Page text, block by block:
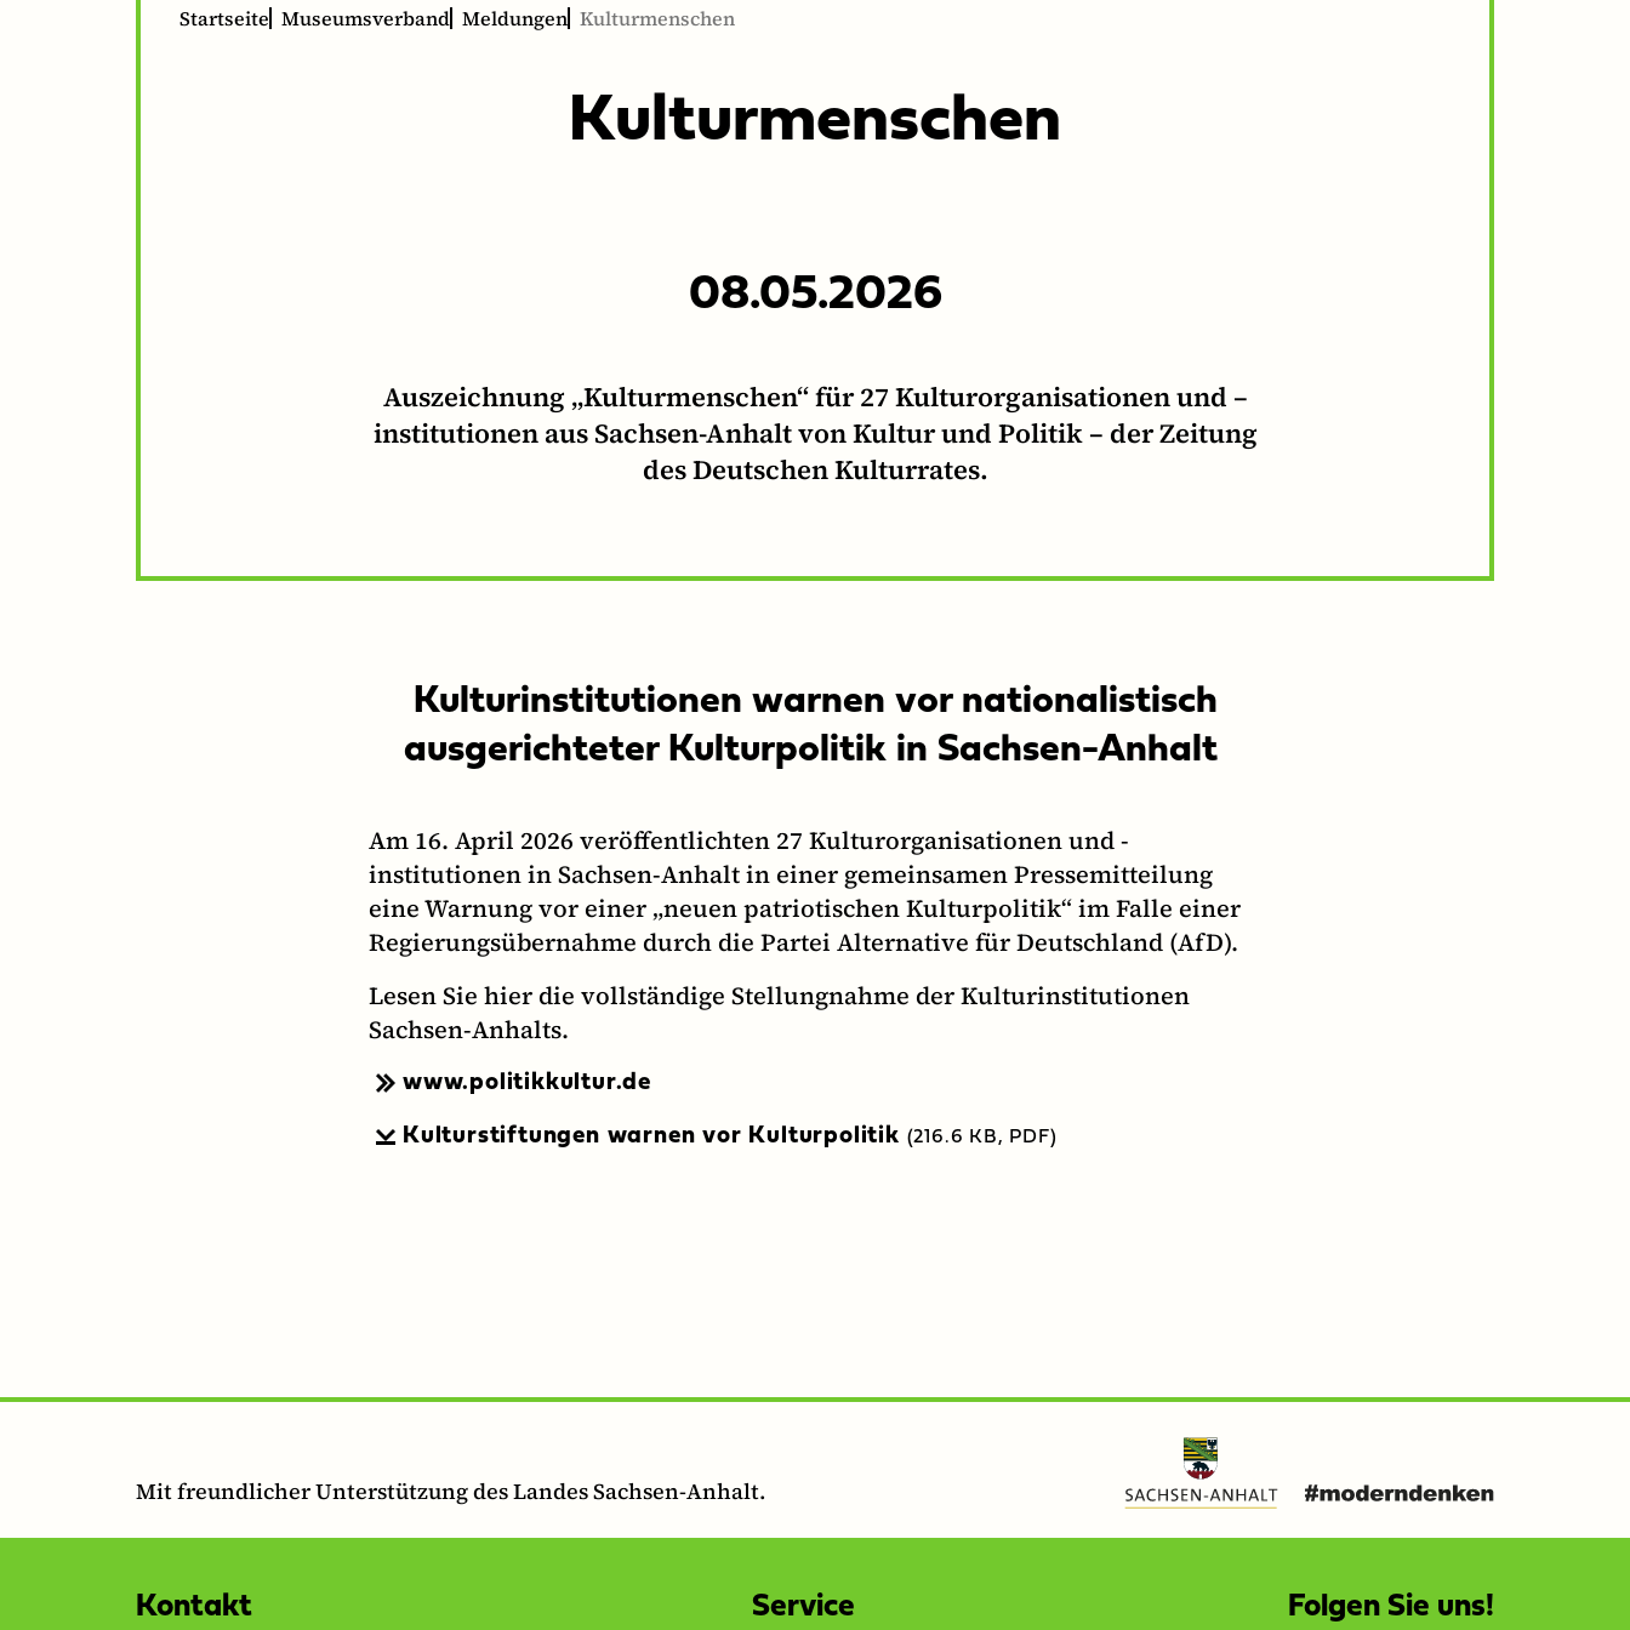
Startseite Museumsverband Meldungen Kulturmenschen
Kul­tur­men­schen
08.05.2026
Auszeichnung „Kulturmenschen“ für 27 Kulturorganisationen und –
institutionen aus Sachsen-Anhalt von Kultur und Politik – der Zeitung
des Deutschen Kulturrates.
Kulturinstitutionen warnen vor nationalistisch
ausgerichteter Kulturpolitik in Sachsen-Anhalt
Am 16. April 2026 veröffentlichten 27 Kulturorganisationen und -
institutionen in Sachsen-Anhalt in einer gemeinsamen Pressemitteilung
eine Warnung vor einer „neuen patriotischen Kulturpolitik“ im Falle einer
Regierungsübernahme durch die Partei Alternative für Deutschland (AfD).
Lesen Sie hier die vollständige Stellungnahme der Kulturinstitutionen
Sachsen-Anhalts.
www.politikkultur.de
Kulturstiftungen warnen vor Kulturpolitik (216.6 KB, PDF)
Mit freundlicher Unterstützung des Landes Sachsen-Anhalt.
Kontakt Service Folgen Sie uns!